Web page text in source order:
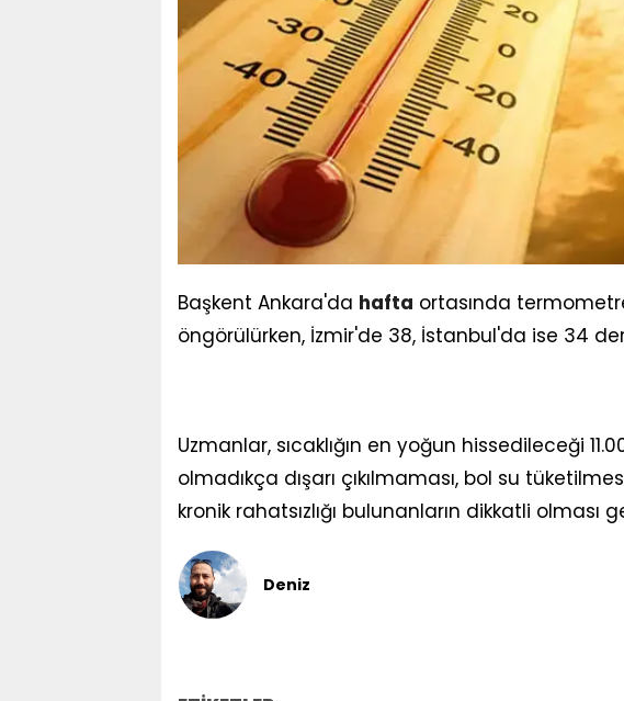
Başkent Ankara'da hafta ortasında
öngörülürken, İzmir'de 38, İstanbul'da ise 34
Uzmanlar, sıcaklığın en yoğun hissedileceği
olmadıkça dışarı çıkılmaması, bol su
kronik rahatsızlığı bulunanların dikkatli olması
Deniz